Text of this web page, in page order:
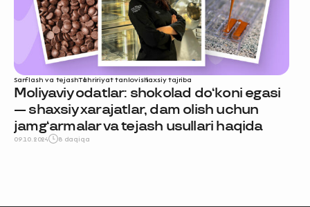
Sarflash va tejashTahririyat tanlovishaxsiy tajriba
Moliyaviy odatlar: shokolad do‘koni egasi
— shaxsiy xarajatlar, dam olish uchun
jamg‘armalar va tejash usullari haqida
09.10.2024 8 daqiqa